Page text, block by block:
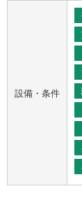
設備・条件